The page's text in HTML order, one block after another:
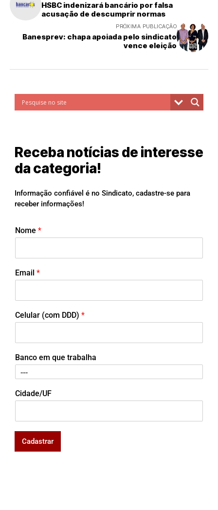
HSBC indenizará bancário por falsa
acusação de descumprir normas
PRÓXIMA PUBLICAÇÃO
Banesprev: chapa apoiada pelo sindicato
vence eleição
Receba notícias de interesse
da categoria!
Informação confiável é no Sindicato, cadastre-se para
receber informações!
Nome *
Email *
Celular (com DDD) *
Banco em que trabalha
Cidade/UF
Cadastrar